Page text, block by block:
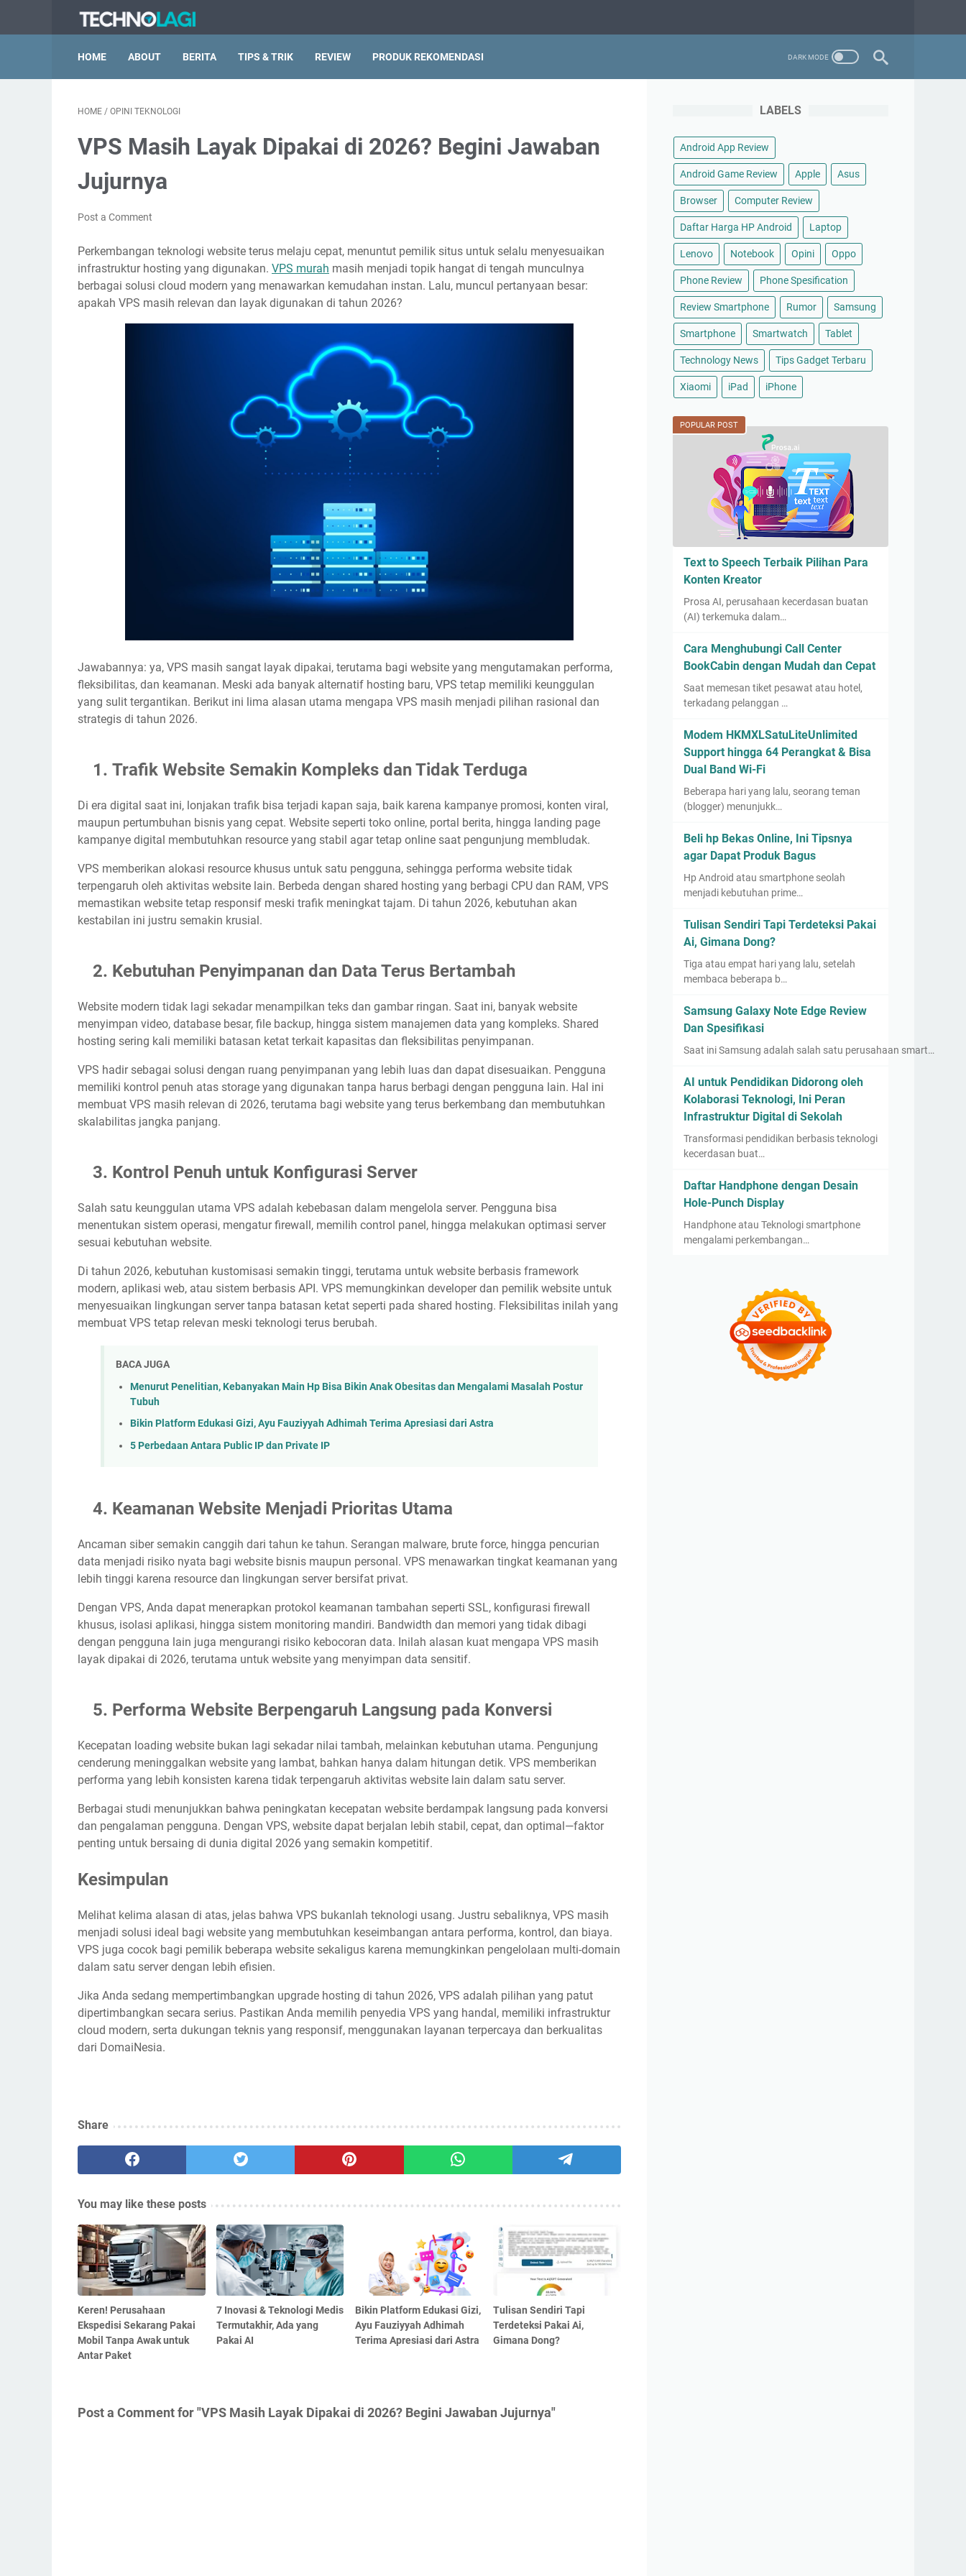
HOME ABOUT BERITA TIPS & TRIK REVIEW PRODUK REKOMENDASI
HOME / OPINI TEKNOLOGI
VPS Masih Layak Dipakai di 2026? Begini Jawaban
Jujurnya
Post a Comment
Perkembangan teknologi website terus melaju cepat, menuntut pemilik situs untuk selalu menyesuaikan
infrastruktur hosting yang digunakan. VPS murah masih menjadi topik hangat di tengah munculnya
berbagai solusi cloud modern yang menawarkan kemudahan instan. Lalu, muncul pertanyaan besar:
apakah VPS masih relevan dan layak digunakan di tahun 2026?
Jawabannya: ya, VPS masih sangat layak dipakai, terutama bagi website yang mengutamakan performa,
fleksibilitas, dan keamanan. Meski ada banyak alternatif hosting baru, VPS tetap memiliki keunggulan
yang sulit tergantikan. Berikut ini lima alasan utama mengapa VPS masih menjadi pilihan rasional dan
strategis di tahun 2026.
Trafik Website Semakin Kompleks dan Tidak Terduga
Di era digital saat ini, lonjakan trafik bisa terjadi kapan saja, baik karena kampanye promosi, konten viral,
maupun pertumbuhan bisnis yang cepat. Website seperti toko online, portal berita, hingga landing page
kampanye digital membutuhkan resource yang stabil agar tetap online saat pengunjung membludak.
VPS memberikan alokasi resource khusus untuk satu pengguna, sehingga performa website tidak
terpengaruh oleh aktivitas website lain. Berbeda dengan shared hosting yang berbagi CPU dan RAM, VPS
memastikan website tetap responsif meski trafik meningkat tajam. Di tahun 2026, kebutuhan akan
kestabilan ini justru semakin krusial.
Kebutuhan Penyimpanan dan Data Terus Bertambah
Website modern tidak lagi sekadar menampilkan teks dan gambar ringan. Saat ini, banyak website
menyimpan video, database besar, file backup, hingga sistem manajemen data yang kompleks. Shared
hosting sering kali memiliki batasan ketat terkait kapasitas dan fleksibilitas penyimpanan.
VPS hadir sebagai solusi dengan ruang penyimpanan yang lebih luas dan dapat disesuaikan. Pengguna
memiliki kontrol penuh atas storage yang digunakan tanpa harus berbagi dengan pengguna lain. Hal ini
membuat VPS masih relevan di 2026, terutama bagi website yang terus berkembang dan membutuhkan
skalabilitas jangka panjang.
Kontrol Penuh untuk Konfigurasi Server
Salah satu keunggulan utama VPS adalah kebebasan dalam mengelola server. Pengguna bisa
menentukan sistem operasi, mengatur firewall, memilih control panel, hingga melakukan optimasi server
sesuai kebutuhan website.
Di tahun 2026, kebutuhan kustomisasi semakin tinggi, terutama untuk website berbasis framework
modern, aplikasi web, atau sistem berbasis API. VPS memungkinkan developer dan pemilik website untuk
menyesuaikan lingkungan server tanpa batasan ketat seperti pada shared hosting. Fleksibilitas inilah yang
membuat VPS tetap relevan meski teknologi terus berubah.
BACA JUGA
Menurut Penelitian, Kebanyakan Main Hp Bisa Bikin Anak Obesitas dan Mengalami Masalah Postur
Tubuh
Bikin Platform Edukasi Gizi, Ayu Fauziyyah Adhimah Terima Apresiasi dari Astra
5 Perbedaan Antara Public IP dan Private IP
Keamanan Website Menjadi Prioritas Utama
Ancaman siber semakin canggih dari tahun ke tahun. Serangan malware, brute force, hingga pencurian
data menjadi risiko nyata bagi website bisnis maupun personal. VPS menawarkan tingkat keamanan yang
lebih tinggi karena resource dan lingkungan server bersifat privat.
Dengan VPS, Anda dapat menerapkan protokol keamanan tambahan seperti SSL, konfigurasi firewall
khusus, isolasi aplikasi, hingga sistem monitoring mandiri. Bandwidth dan memori yang tidak dibagi
dengan pengguna lain juga mengurangi risiko kebocoran data. Inilah alasan kuat mengapa VPS masih
layak dipakai di 2026, terutama untuk website yang menyimpan data sensitif.
Performa Website Berpengaruh Langsung pada Konversi
Kecepatan loading website bukan lagi sekadar nilai tambah, melainkan kebutuhan utama. Pengunjung
cenderung meninggalkan website yang lambat, bahkan hanya dalam hitungan detik. VPS memberikan
performa yang lebih konsisten karena tidak terpengaruh aktivitas website lain dalam satu server.
Berbagai studi menunjukkan bahwa peningkatan kecepatan website berdampak langsung pada konversi
dan pengalaman pengguna. Dengan VPS, website dapat berjalan lebih stabil, cepat, dan optimal—faktor
penting untuk bersaing di dunia digital 2026 yang semakin kompetitif.
Kesimpulan
Melihat kelima alasan di atas, jelas bahwa VPS bukanlah teknologi usang. Justru sebaliknya, VPS masih
menjadi solusi ideal bagi website yang membutuhkan keseimbangan antara performa, kontrol, dan biaya.
VPS juga cocok bagi pemilik beberapa website sekaligus karena memungkinkan pengelolaan multi-domain
dalam satu server dengan lebih efisien.
Jika Anda sedang mempertimbangkan upgrade hosting di tahun 2026, VPS adalah pilihan yang patut
dipertimbangkan secara serius. Pastikan Anda memilih penyedia VPS yang handal, memiliki infrastruktur
cloud modern, serta dukungan teknis yang responsif, menggunakan layanan terpercaya dan berkualitas
dari DomaiNesia.
Share
You may like these posts
Keren! Perusahaan
Ekspedisi Sekarang Pakai
Mobil Tanpa Awak untuk
Antar Paket
7 Inovasi & Teknologi Medis
Termutakhir, Ada yang
Pakai AI
Bikin Platform Edukasi Gizi,
Ayu Fauziyyah Adhimah
Terima Apresiasi dari Astra
Tulisan Sendiri Tapi
Terdeteksi Pakai Ai,
Gimana Dong?
Post a Comment for "VPS Masih Layak Dipakai di 2026? Begini Jawaban Jujurnya"
LABELS
Android App Review
Android Game Review Apple Asus
Browser Computer Review
Daftar Harga HP Android Laptop
Lenovo Notebook Opini Oppo
Phone Review Phone Spesification
Review Smartphone Rumor Samsung
Smartphone Smartwatch Tablet
Technology News Tips Gadget Terbaru
Xiaomi iPad iPhone
POPULAR POST
Text to Speech Terbaik Pilihan Para
Konten Kreator
Prosa AI, perusahaan kecerdasan buatan
(AI) terkemuka dalam…
Cara Menghubungi Call Center
BookCabin dengan Mudah dan Cepat
Saat memesan tiket pesawat atau hotel,
terkadang pelanggan …
Modem HKMXLSatuLiteUnlimited
Support hingga 64 Perangkat & Bisa
Dual Band Wi-Fi
Beberapa hari yang lalu, seorang teman
(blogger) menunjukk…
Beli hp Bekas Online, Ini Tipsnya
agar Dapat Produk Bagus
Hp Android atau smartphone seolah
menjadi kebutuhan prime…
Tulisan Sendiri Tapi Terdeteksi Pakai
Ai, Gimana Dong?
Tiga atau empat hari yang lalu, setelah
membaca beberapa b…
Samsung Galaxy Note Edge Review
Dan Spesifikasi
Saat ini Samsung adalah salah satu perusahaan smart…
AI untuk Pendidikan Didorong oleh
Kolaborasi Teknologi, Ini Peran
Infrastruktur Digital di Sekolah
Transformasi pendidikan berbasis teknologi
kecerdasan buat…
Daftar Handphone dengan Desain
Hole-Punch Display
Handphone atau Teknologi smartphone
mengalami perkembangan…